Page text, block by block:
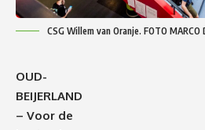
CSG Willem van Oranje. FOTO MARCO
OUD-
BEIJERLAND
– Voor de